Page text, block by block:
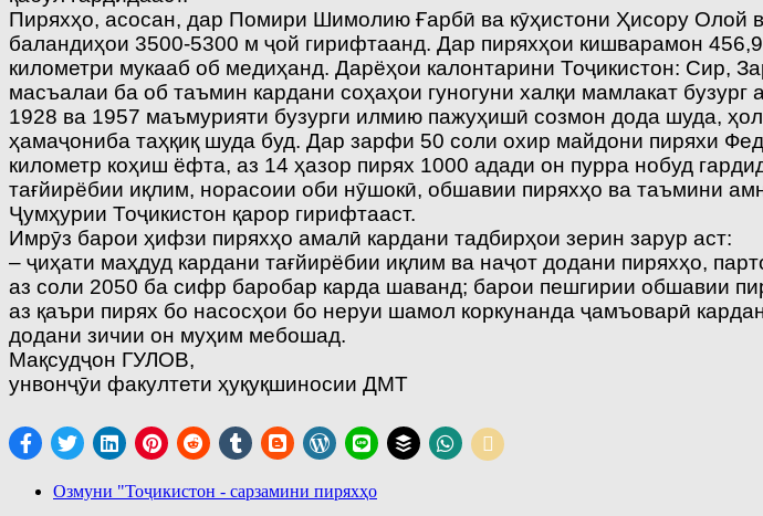
Пиряхҳо, асосан, дар Помири Шимолию Ғарбӣ ва кӯҳистони Ҳисору Олой
баландиҳои 3500-5300 м ҷой гирифтаанд. Дар пиряхҳои кишварамон
километри мукааб об медиҳанд. Дарёҳои калонтарини Тоҷикистон: Сир,
масъалаи ба об таъмин кардани соҳаҳои гуногуни халқи мамлакат
1928 ва 1957 маъмурияти бузурги илмию пажуҳишӣ созмон дода шуда,
ҳамаҷониба таҳқиқ шуда буд. Дар зарфи 50 соли охир майдони пиряхи
километр коҳиш ёфта, аз 14 ҳазор пирях 1000 адади он пурра нобуд
тағйирёбии иқлим, норасоии оби нӯшокӣ, обшавии пиряхҳо ва таъмини
Ҷумҳурии Тоҷикистон қарор гирифтааст.
Имрӯз барои ҳифзи пиряхҳо амалӣ кардани тадбирҳои зерин зарур аст:
– ҷиҳати маҳдуд кардани тағйирёбии иқлим ва наҷот додани пиряхҳо,
аз соли 2050 ба сифр баробар карда шаванд; барои пешгирии обшавии
аз қаъри пирях бо насосҳои бо неруи шамол коркунанда ҷамъоварӣ
додани зичии он муҳим мебошад.
Мақсудҷон ГУЛОВ,
унвонҷӯи факултети ҳуқуқшиносии ДМТ
Озмуни "Тоҷикистон - сарзамини пиряхҳо